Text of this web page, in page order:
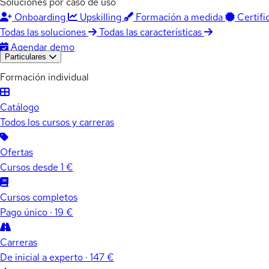
Onboarding
Upskilling Formación a medida
Todas las soluciones
Todas las características
Agendar demo
Particulares
Formación individual
Catálogo
Todos los cursos y carreras
Ofertas
Cursos desde 1 €
Cursos completos
Pago único · 19 €
Carreras
De inicial a experto · 147 €